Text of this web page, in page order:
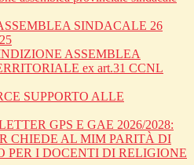
SINDACALE 26
ASSEMBLEA
ex art.31 CCNL
SUPPORTO ALLE
GPS E GAE 2026/2028:
CHIEDE AL MIM PARITÀ DI
PER I DOCENTI DI RELIGIONE